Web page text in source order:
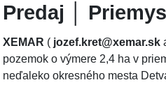
Predaj │
XEMAR ( jozef.kret@xemar.sk
pozemok o výmere 2,4 ha v
neďaleko okresného mesta